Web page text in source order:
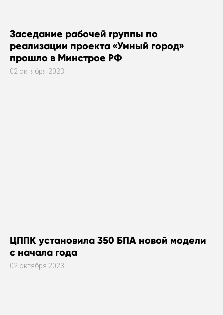
Заседание рабочей группы по
реализации проекта «Умный город»
прошло в Минстрое РФ
02 октября 2023
ЦППК установила 350 БПА новой модели
с начала года
02 октября 2023